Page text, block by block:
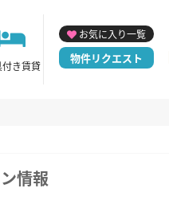
付き賃貸
お気に入り一覧
物件リクエスト
情報